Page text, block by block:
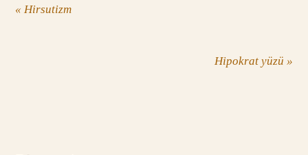
« Hirsutizm
Hipokrat yüzü »